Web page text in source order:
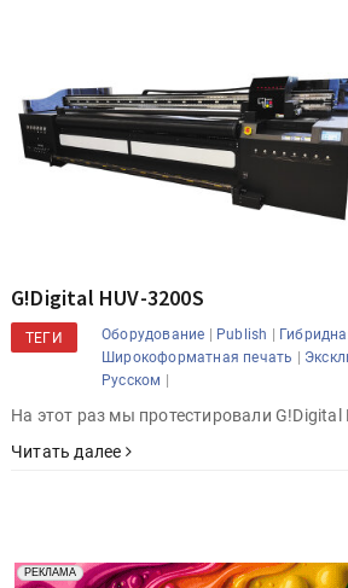
G!Digital HUV-3200S
ТЕГИ Оборудование | Publish |
Широкоформатная печать |
Русском |
На этот раз мы протестировали G!Digital
Читать далее
РЕКЛАМА
Реклама. Рекламодатель ООО "Передовые Системы